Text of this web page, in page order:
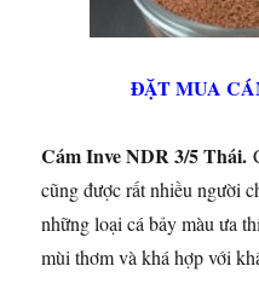
ĐẶT MUA
Cám Inve NDR 3/5 Thái.
cũng được rất nhiều người
những loại cá bảy màu ưa
mùi thơm và khá hợp với